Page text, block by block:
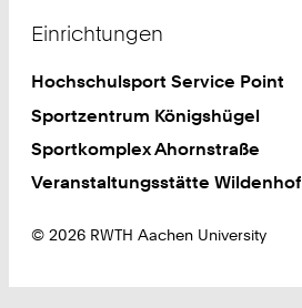
Einrichtungen
Hochschulsport Service Point
Sportzentrum Königshügel
Sportkomplex Ahornstraße
Veranstaltungsstätte Wildenhof
© 2026 RWTH Aachen University